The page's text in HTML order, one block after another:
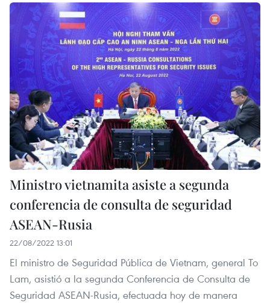
Ministro vietnamita asiste a segunda
conferencia de consulta de seguridad
ASEAN-Rusia
22/08/2022 13:01
El ministro de Seguridad Pública de Vietnam, general To
Lam, asistió a la segunda Conferencia de Consulta de
Seguridad ASEAN-Rusia, efectuada hoy de manera